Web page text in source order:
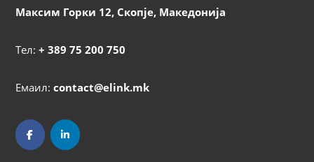
Максим Горки 12, Скопје, Македонија
Тел: + 389 75 200 750
Емаил: contact@elink.mk